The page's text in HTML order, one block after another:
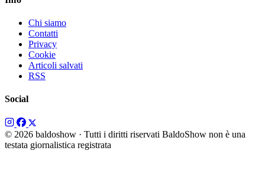
Chi siamo
Contatti
Privacy
Cookie
Articoli salvati
RSS
Social
© 2026 baldoshow · Tutti i diritti riservati BaldoShow non è una
testata giornalistica registrata